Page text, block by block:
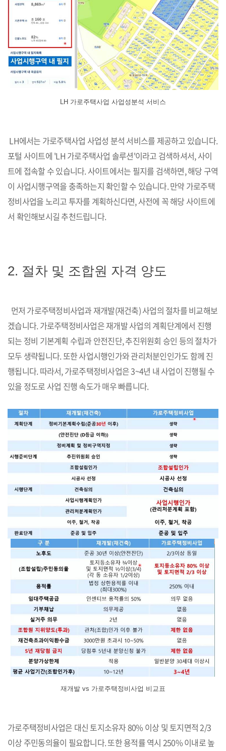
LH 가로주택사업 사업성분석 서비스
LH에서는 가로주택사업 사업성 분석 서비스를 제공하고 있습니다.
포털 사이트에 'LH 가로주택사업 솔루션'이라고 검색하셔서, 사이
트에 접속할 수 있습니다. 사이트에서는 필지를 검색하면, 해당 구역
이 사업시행구역을 충족하는지 확인할 수 있습니다. 만약 가로주택
정비사업을 노리고 투자를 계획하신다면, 사전에 꼭 해당 사이트에
서 확인해보시길 추천드립니다.
2. 절차 및 조합원 자격 양도
먼저 가로주택정비사업과 재개발(재건축) 사업의 절차를 비교해보
겠습니다. 가로주택정비사업은 재개발 사업의 계획단계에서 진행
되는 정비 기본계획 수립과 안전진단, 추진위원회 승인 등의 절차가
모두 생략됩니다. 또한 사업시행인가와 관리처분인인가도 함께 진
행됩니다. 따라서, 가로주택정비사업은 3~4년 내 사업이 진행될 수
있을 정도로 사업 진행 속도가 매우 빠릅니다.
재개발 vs 가로주택정비사업 비교표
가로주택정비사업은 대신 토지소유자 80% 이상 및 토지면적 2/3
이상 주민동의율이 필요합니다. 또한 용적률 역시 250% 이내로 높